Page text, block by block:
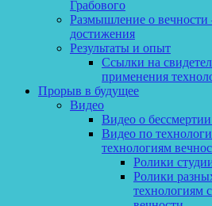
Грабового
Размышление о вечности
достижения
Результаты и опыт
Ссылки на
применения
Прорыв в будущее
Видео
Видео о
Видео по
технологиям
Ролики
Ролики
технологиям